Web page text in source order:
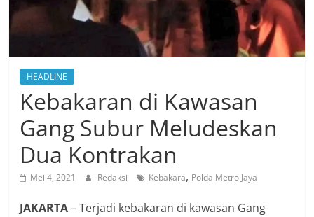
HEADLINE
Kebakaran di Kawasan
Gang Subur Meludeskan
Dua Kontrakan
Mei 4, 2021 Redaksi Kebakara, Polda Metro Jaya
JAKARTA– Terjadi kebakaran di kawasan Gang